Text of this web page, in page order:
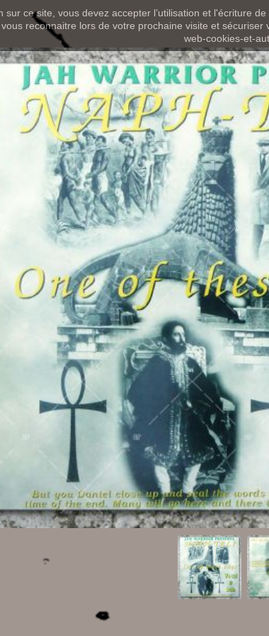
sur ce site, vous devez accepter l’utilisation et l'écriture
reconnaitre lors de votre prochaine visite et
web-cookies-et-